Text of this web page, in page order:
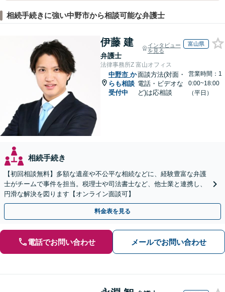
相続手続きに強い中野市から相談可能な弁護士
伊藤 建
弁護士
インタビュー
を見る
富山県
法律事務所Z 富山オフィス
中野市 か
らも相談
受付中
面談方法(対面・
電話・ビデオな
ど)は応相談
営業時間：1
0:00~18:00
（平日）
相続手続き
【初回相談無料】多額な遺産や不公平な相続などに、経験豊富な弁護
士がチームで事件を担当。税理士や司法書士など、他士業と連携し、
円滑な解決を図ります【オンライン面談可】
料金表を見る
電話でお問い合わせ メールでお問い合わせ